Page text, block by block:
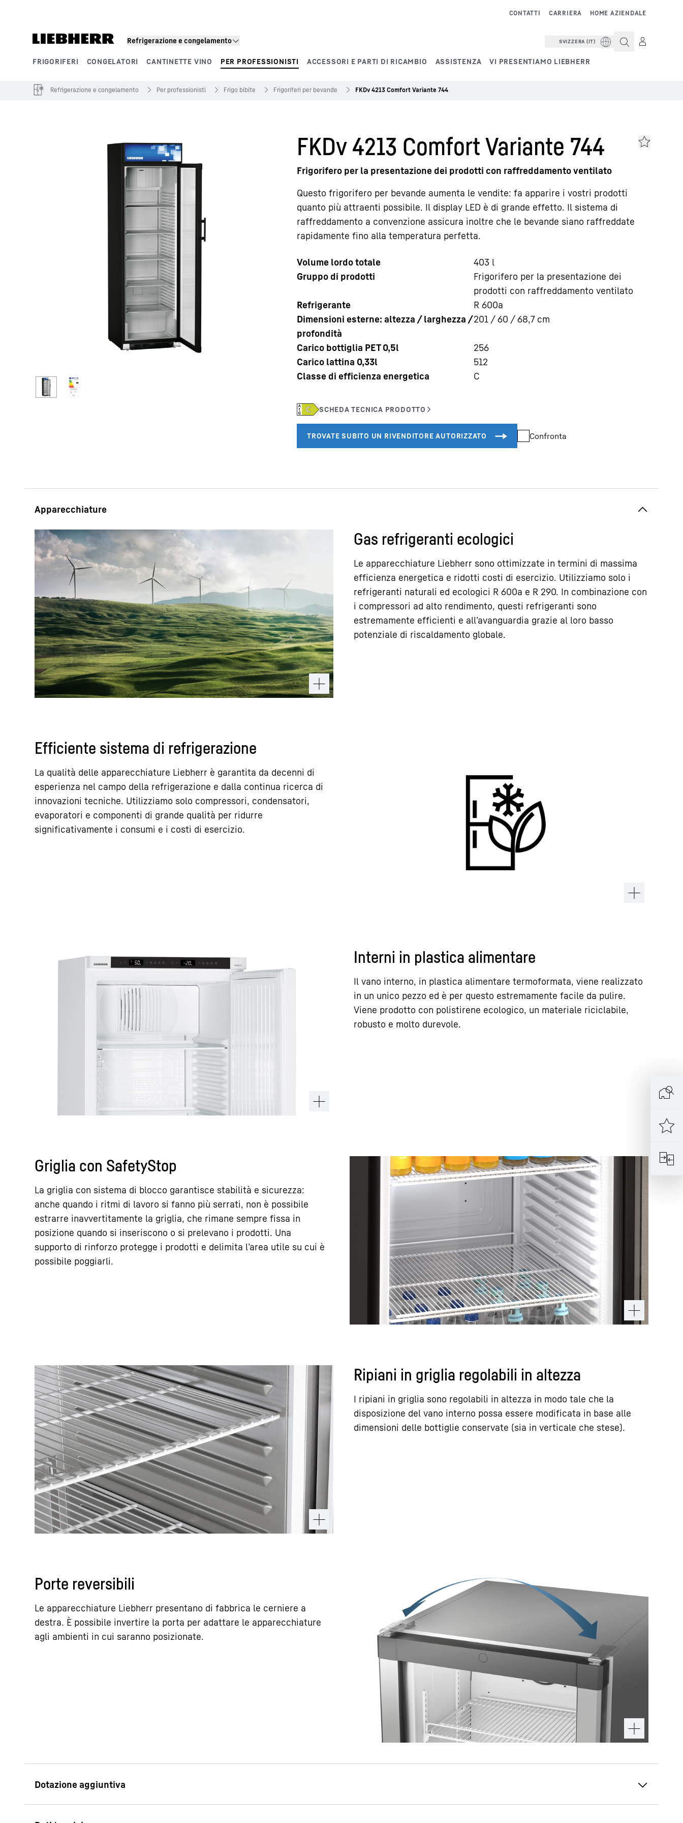
Refrigerazione e congelamento
FRIGORIFERI CONGELATORI CANTINETTE VINO PER PROFESSIONISTI ACCESSORI E PARTI DI RICAMBIO ASSISTENZA VI PRESENTIAMO LIEBHERR
HOME AZIENDALE
CARRIERA
CONTATTI
SVIZZERA (IT)
Maggiori informazioni sulla società Carriera in Liebherr
Refrigerazione e congelamento Per professionisti Frigo bibite Frigoriferi per bevande FKDv 4213 Comfort Variante 744
FKDv 4213 Comfort Variante 744
Frigorifero per la presentazione dei prodotti con raffreddamento ventilato
Questo frigorifero per bevande aumenta le vendite: fa apparire i vostri prodotti
quanto più attraenti possibile. Il display LED è di grande effetto. Il sistema di
raffreddamento a convenzione assicura inoltre che le bevande siano raffreddate
rapidamente fino alla temperatura perfetta.
Volume lordo totale 403 l
Gruppo di prodotti
Frigorifero per la presentazione dei
prodotti con raffreddamento ventilato
Refrigerante
R 600a
Dimensioni esterne: altezza / larghezza /
profondità
201 / 60 / 68,7 cm
Carico bottiglia PET 0,5l
256
Carico lattina 0,33l
512
Classe di efficienza energetica
C
Confronta
Gas refrigeranti ecologici
Le apparecchiature Liebherr sono ottimizzate in termini di massima
efficienza energetica e ridotti costi di esercizio. Utilizziamo solo i
refrigeranti naturali ed ecologici R 600a e R 290. In combinazione con
i compressori ad alto rendimento, questi refrigeranti sono
estremamente efficienti e all’avanguardia grazie al loro basso
potenziale di riscaldamento globale.
Efficiente sistema di refrigerazione
La qualità delle apparecchiature Liebherr è garantita da decenni di
esperienza nel campo della refrigerazione e dalla continua ricerca di
innovazioni tecniche. Utilizziamo solo compressori, condensatori,
evaporatori e componenti di grande qualità per ridurre
significativamente i consumi e i costi di esercizio.
Interni in plastica alimentare
Il vano interno, in plastica alimentare termoformata, viene realizzato
in un unico pezzo ed è per questo estremamente facile da pulire.
Viene prodotto con polistirene ecologico, un materiale riciclabile,
robusto e molto durevole.
Griglia con SafetyStop
La griglia con sistema di blocco garantisce stabilità e sicurezza:
anche quando i ritmi di lavoro si fanno più serrati, non è possibile
estrarre inavvertitamente la griglia, che rimane sempre fissa in
posizione quando si inseriscono o si prelevano i prodotti. Una
supporto di rinforzo protegge i prodotti e delimita l’area utile su cui è
possibile poggiarli.
Ripiani in griglia regolabili in altezza
I ripiani in griglia sono regolabili in altezza in modo tale che la
disposizione del vano interno possa essere modificata in base alle
dimensioni delle bottiglie conservate (sia in verticale che stese).
Porte reversibili
Le apparecchiature Liebherr presentano di fabbrica le cerniere a
destra. È possibile invertire la porta per adattare le apparecchiature
agli ambienti in cui saranno posizionate.